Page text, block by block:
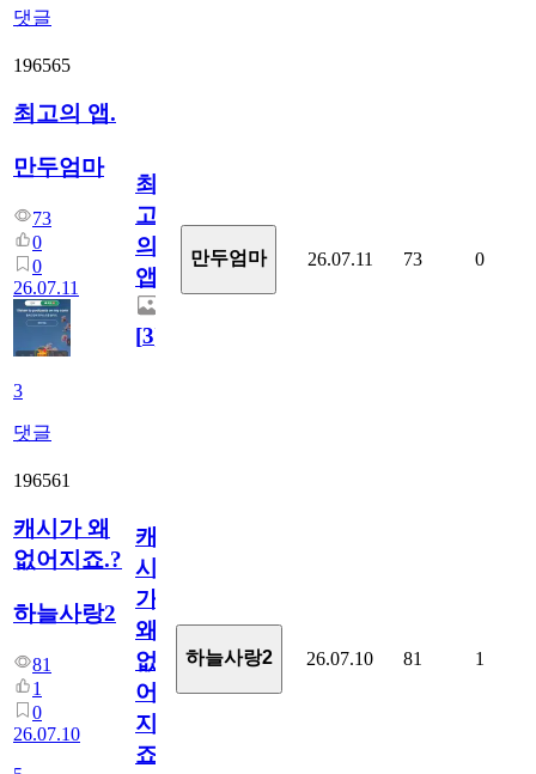
댓글
196565
최고의 앱.
만두엄마
73
0
0
26.07.11
3
댓글
최
고
의
앱.
[3]
만두엄마 26.07.11 73 0
196561
캐시가 왜
없어지죠.?
하늘사랑2
81
1
0
26.07.10
캐
시
가
왜
없
어
지
죠.?
하늘사랑2 26.07.10 81 1